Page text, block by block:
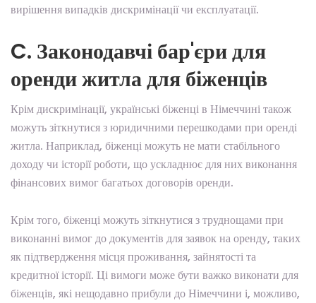
вирішення випадків дискримінації чи експлуатації.
C. Законодавчі бар'єри для
оренди житла для біженців
Крім дискримінації, українські біженці в Німеччині також
можуть зіткнутися з юридичними перешкодами при оренді
житла. Наприклад, біженці можуть не мати стабільного
доходу чи історії роботи, що ускладнює для них виконання
фінансових вимог багатьох договорів оренди.
Крім того, біженці можуть зіткнутися з труднощами при
виконанні вимог до документів для заявок на оренду, таких
як підтвердження місця проживання, зайнятості та
кредитної історії. Ці вимоги може бути важко виконати для
біженців, які нещодавно прибули до Німеччини і, можливо,